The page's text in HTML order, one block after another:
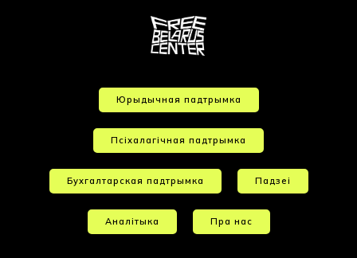
Юрыдычная падтрымка
Псіхалагічная падтрымка
Бухгалтарская падтрымка Падзеі
Аналітыка Пра нас